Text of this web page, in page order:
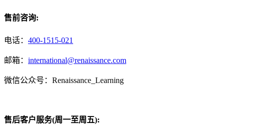
售前咨询:
电话： 400-1515-021
邮箱： international@renaissance.com
微信公众号：Renaissance_Learning
售后客户服务(周一至周五):